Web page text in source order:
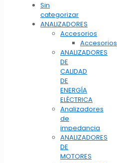
Sin
categorizar
ANALIZADORES
Accesorios
Accesorios
ANALIZADORES
DE
CALIDAD
DE
ENERGÍA
ELÉCTRICA
Analizadores
de
impedancia
ANALIZADORES
DE
MOTORES